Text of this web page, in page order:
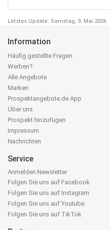
Letztes Update: Samstag, 9. Mai 2026
Information
Häufig gestellte Fragen
Werben?
Alle Angebote
Marken
Prospektangebote.de App
Über uns
Prospekt hinzufügen
Impressum
Nachrichten
Service
Anmelden Newsletter
Folgen Sie uns auf Facebook
Folgen Sie uns auf Instagram
Folgen Sie uns auf Youtube
Folgen Sie uns auf TikTok